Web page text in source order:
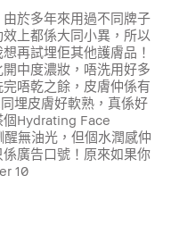
於多年來用過不同牌子
上都係大同小異，所以
再試埋佢其他護膚品！
中度濃妝，唔洗用好多
唔乾之餘，皮膚仲係有
埋皮膚好軟熟，真係好
個Hydrating Face
無油光，但個水潤感仲
廣告口號！原來如果你
10